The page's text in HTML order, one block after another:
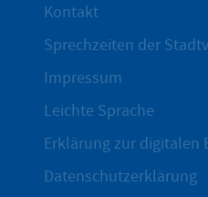
Kontakt
Sprechzeiten der
Impressum
Leichte Sprache
Erklärung zur digitalen
Datenschutzerklärung